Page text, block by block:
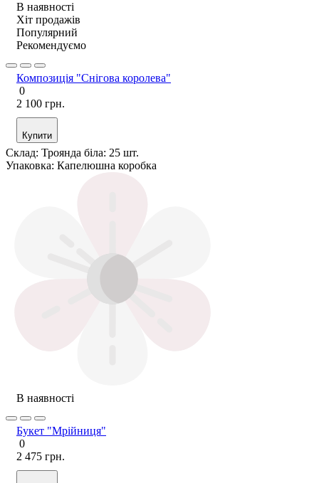
В наявності
Хіт продажів
Популярний
Рекомендуємо
Композиція "Снігова королева"
0
2 100 грн.
Купити
Склад: Троянда біла: 25 шт.
Упаковка: Капелюшна коробка
В наявності
Букет "Мрійниця"
0
2 475 грн.